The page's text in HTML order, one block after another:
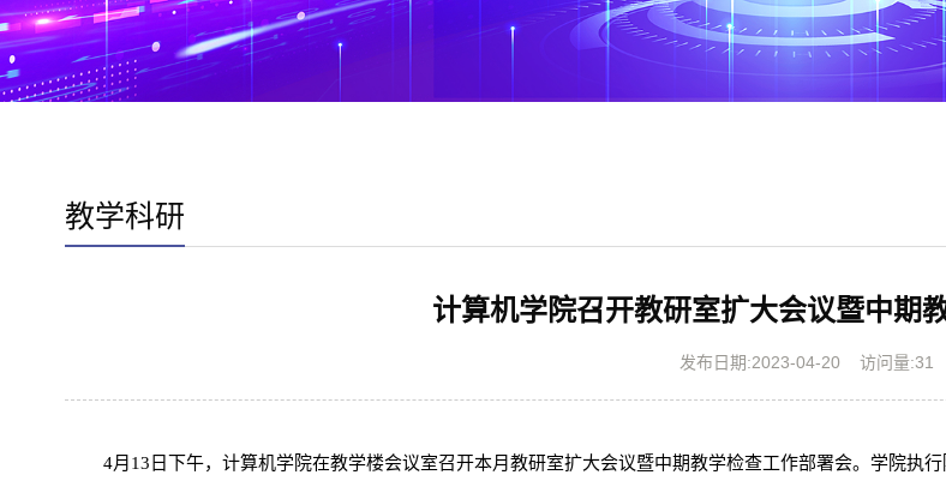
教学科研
计算机学院召开教研室扩大会议暨中期
发布日期:2023-04-20 访问量:31
4月13日下午，计算机学院在教学楼会议室召开本月教研室扩大会议暨中期教学检查工作部署会。学院执